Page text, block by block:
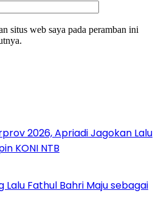
situs web saya pada peramban ini
2026, Apriadi Jagokan Lalu
KONI NTB
Lalu Fathul Bahri Maju sebagai